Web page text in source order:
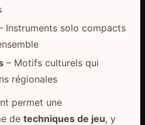
Instruments solo compacts
– Motifs culturels qui
régionales
permet une
de techniques de jeu, y